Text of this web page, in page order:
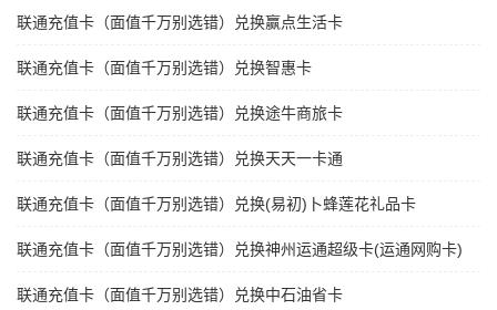
联通充值卡（面值千万别选错）兑换赢点生活卡
联通充值卡（面值千万别选错）兑换智惠卡
联通充值卡（面值千万别选错）兑换途牛商旅卡
联通充值卡（面值千万别选错）兑换天天一卡通
联通充值卡（面值千万别选错）兑换(易初)卜蜂莲花礼品卡
联通充值卡（面值千万别选错）兑换神州运通超级卡(运通网购卡)
联通充值卡（面值千万别选错）兑换中石油省卡